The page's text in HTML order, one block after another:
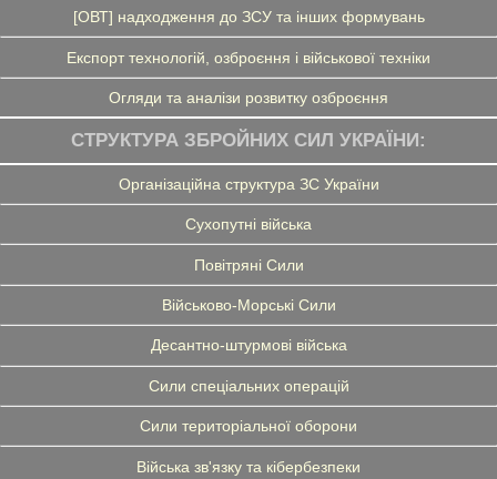
[ОВТ] надходження до ЗСУ та інших формувань
Експорт технологій, озброєння і військової техніки
Огляди та аналізи розвитку озброєння
СТРУКТУРА ЗБРОЙНИХ СИЛ УКРАЇНИ:
Організаційна структура ЗС України
Сухопутні війська
Повітряні Сили
Військово-Морські Сили
Десантно-штурмові війська
Сили спеціальних операцій
Сили територіальної оборони
Війська зв'язку та кібербезпеки